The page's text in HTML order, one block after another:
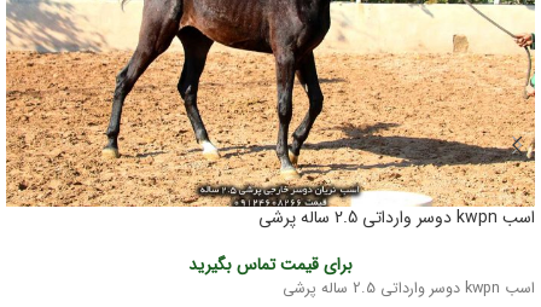
اسب kwpn دوسر وارداتی 2.5 ساله پرشی
برای قیمت تماس بگیرید
اسب kwpn دوسر وارداتی 2.5 ساله پرشی